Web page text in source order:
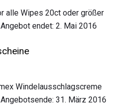
alle Wipes 20ct oder größer
endet: 2. Mai 2016
Windelausschlagscreme
31. März 2016